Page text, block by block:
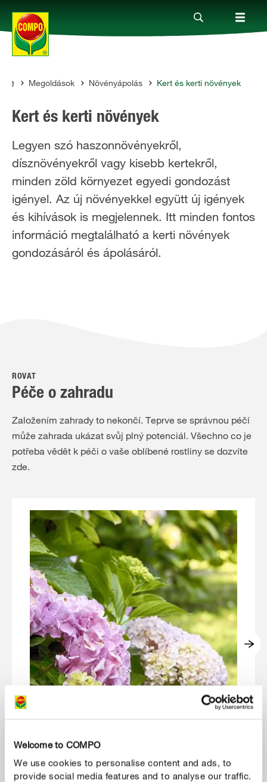
Welcome to COMPO
We use cookies to personalise content and ads, to
provide social media features and to analyse our traffic.
Termékek
Megoldások
Fókuszban
Rólunk
COMPO
Megoldások Növényápolás Kert és kerti növények
Kert és kerti növények
Legyen szó haszonnövényekről,
dísznövényekről vagy kisebb kertekről,
minden zöld környezet egyedi gondozást
igényel. Az új növényekkel együtt új igények
és kihívások is megjelennek. Itt minden fontos
információ megtalálható a kerti növények
gondozásáról és ápolásáról.
ROVAT
Péče o zahradu
Založením zahrady to nekončí. Teprve se správnou péčí
může zahrada ukázat svůj plný potenciál. Všechno co je
potřeba vědět k péči o vaše oblíbené rostliny se dozvíte
zde.
MUTASS TÖBBET